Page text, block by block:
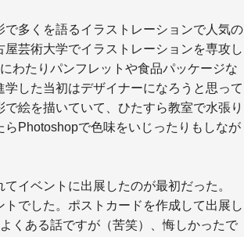
多くを語るイラストレーションで人気の
芸術大学でイラストレーションを専攻し
わたりパンフレットや食品パッケージな
した当初はデザイナーになろうと思って
絵を描いていて、ひたすら教室で水張り
Photoshopで色味をいじったりもしなが
イベントに出展したのが最初だった。
トでした。ポストカードを作成して出展し
くある話ですが（苦笑）、悔しかったで